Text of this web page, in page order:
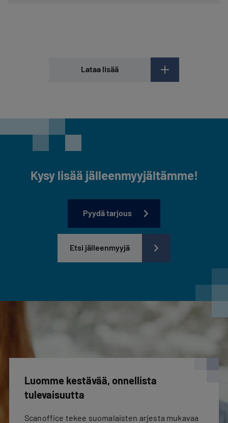
Lataa lisää
Kysy lisää jälleenmyyjältämme!
Pyydä tarjous
Etsi jälleenmyyjä
Luomme kestävää, onnellista
tulevaisuutta
Scanoffice tekee suomalaisten arjesta mukavaa